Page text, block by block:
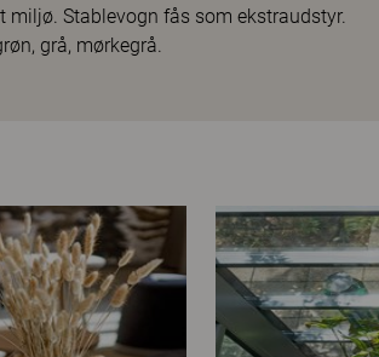
miljø. Stablevogn fås som ekstraudstyr.
grå, mørkegrå.